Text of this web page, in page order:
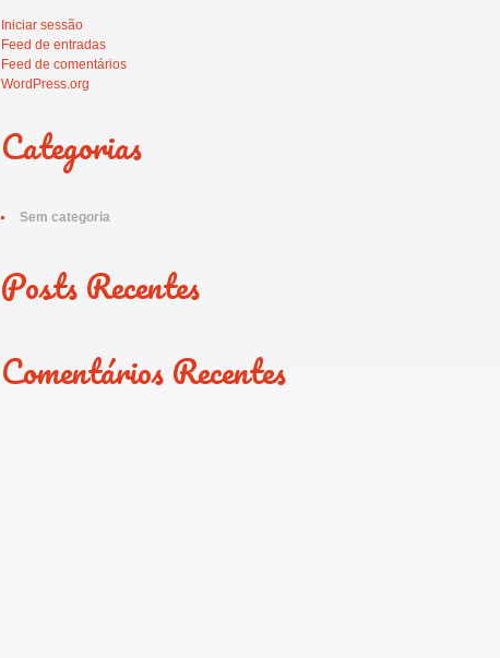
Iniciar sessão
Feed de entradas
Feed de comentários
WordPress.org
Categorias
Sem categoria
Posts Recentes
Comentários Recentes